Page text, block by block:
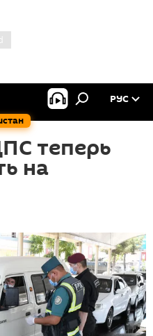
РУС
теперь
на